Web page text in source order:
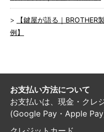
【鍵屋が語る｜
例】
お支払い方法について
お支払いは、現金・クレ
(Google Pay・Apple